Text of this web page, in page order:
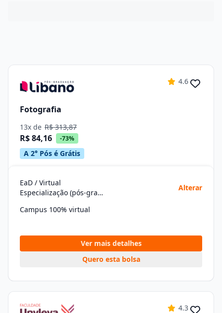
4.6
Fotografia
13x de R$ 313,87
R$ 84,16 -73%
A 2° Pós é Grátis
EaD / Virtual
Especialização (pós-graduação)
Alterar
Campus 100% virtual
Ver mais detalhes
Quero esta bolsa
4.3